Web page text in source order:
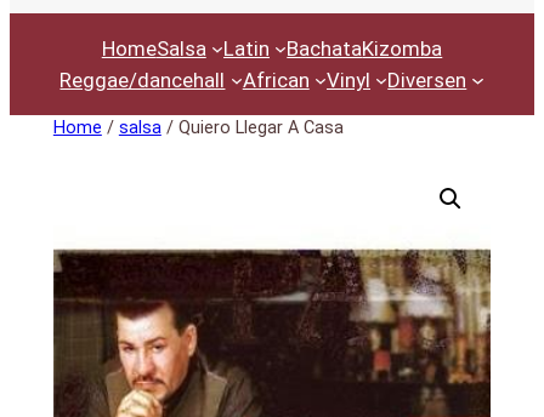
HomeSalsa Latin BachataKizomba
Reggae/dancehall
African Vinyl Diversen
Home / salsa/ Quiero Llegar A Casa